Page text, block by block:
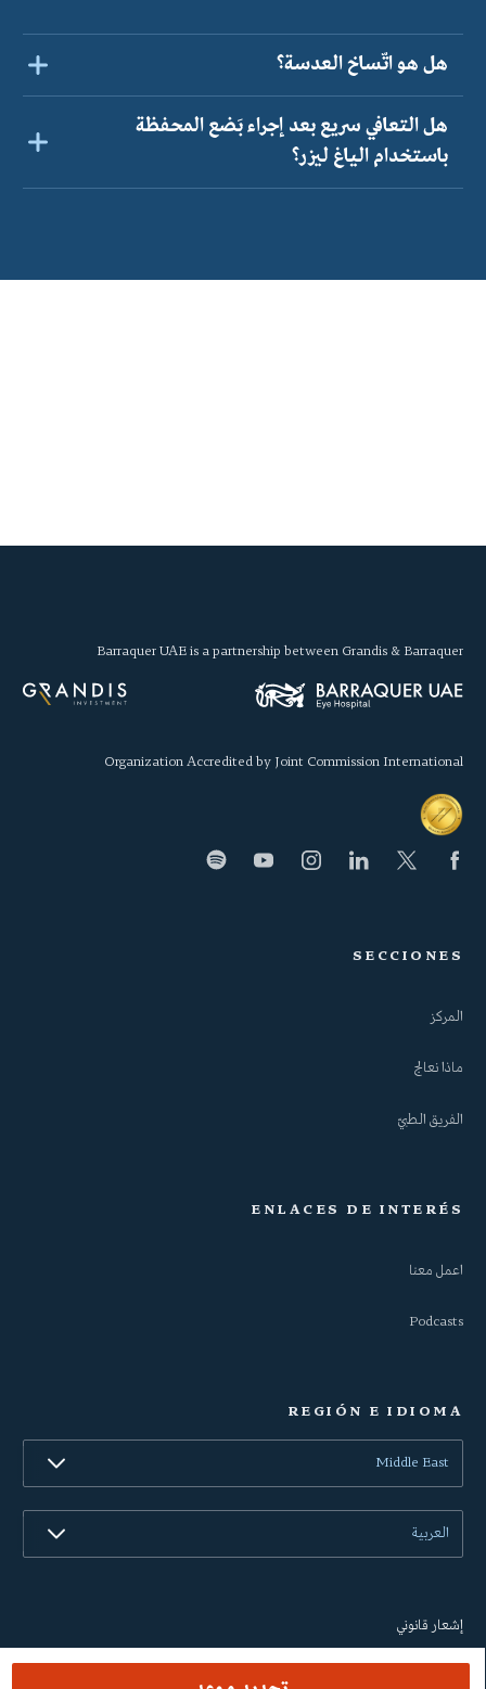
هل هو اتّساخ العدسة؟
هل التعافي سريع بعد إجراء بَضع المحفظة
باستخدام الياغ ليزر؟
Barraquer UAE is a partnership between Grandis & Barraquer
Organization Accredited by Joint Commission International
SECCIONES
المركز
ماذا نعالج
الفريق الطبيّ
ENLACES DE INTERÉS
اعمل معنا
Podcasts
REGIÓN E IDIOMA
Middle East
العربية
إشعار قانوني